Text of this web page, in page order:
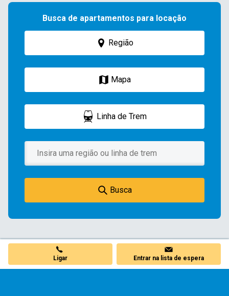
Busca de apartamentos para locação
Região
Mapa
Linha de Trem
Busca
Ligar Entrar na lista de espera